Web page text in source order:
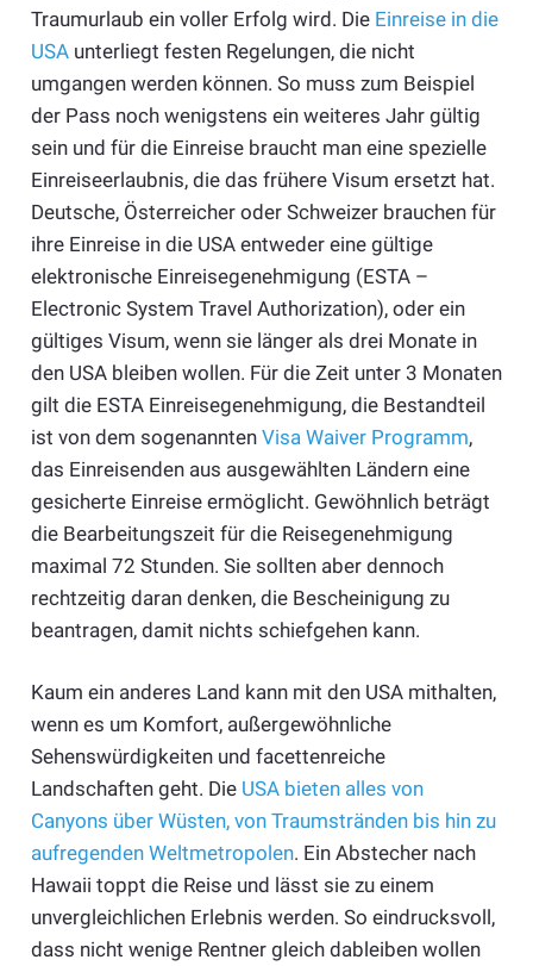
Traumurlaub ein voller Erfolg wird. Die Einreise in die
USAunterliegt festen Regelungen, die nicht
umgangen werden können. So muss zum Beispiel
der Pass noch wenigstens ein weiteres Jahr gültig
sein und für die Einreise braucht man eine spezielle
Einreiseerlaubnis, die das frühere Visum ersetzt hat.
Deutsche, Österreicher oder Schweizer brauchen für
ihre Einreise in die USA entweder eine gültige
elektronische Einreisegenehmigung (ESTA –
Electronic System Travel Authorization), oder ein
gültiges Visum, wenn sie länger als drei Monate in
den USA bleiben wollen. Für die Zeit unter 3 Monaten
gilt die ESTA Einreisegenehmigung, die Bestandteil
ist von dem sogenannten Visa Waiver Programm,
das Einreisenden aus ausgewählten Ländern eine
gesicherte Einreise ermöglicht. Gewöhnlich beträgt
die Bearbeitungszeit für die Reisegenehmigung
maximal 72 Stunden. Sie sollten aber dennoch
rechtzeitig daran denken, die Bescheinigung zu
beantragen, damit nichts schiefgehen kann.
Kaum ein anderes Land kann mit den USA mithalten,
wenn es um Komfort, außergewöhnliche
Sehenswürdigkeiten und facettenreiche
Landschaften geht. Die USA bieten alles von
Canyons über Wüsten, von Traumstränden bis hin zu
aufregenden Weltmetropolen. Ein Abstecher nach
Hawaii toppt die Reise und lässt sie zu einem
unvergleichlichen Erlebnis werden. So eindrucksvoll,
dass nicht wenige Rentner gleich dableiben wollen